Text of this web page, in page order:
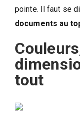
pointe. Il faut se
documents au
tout